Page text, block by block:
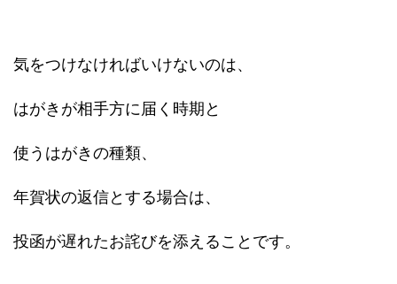
気をつけなければいけないのは、
はがきが相手方に届く時期と
使うはがきの種類、
年賀状の返信とする場合は、
投函が遅れたお詫びを添えることです。